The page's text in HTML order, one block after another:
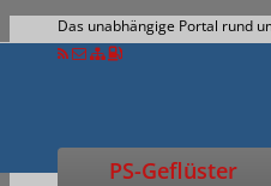
Das unabhängige Portal rund
PS-Geflüster